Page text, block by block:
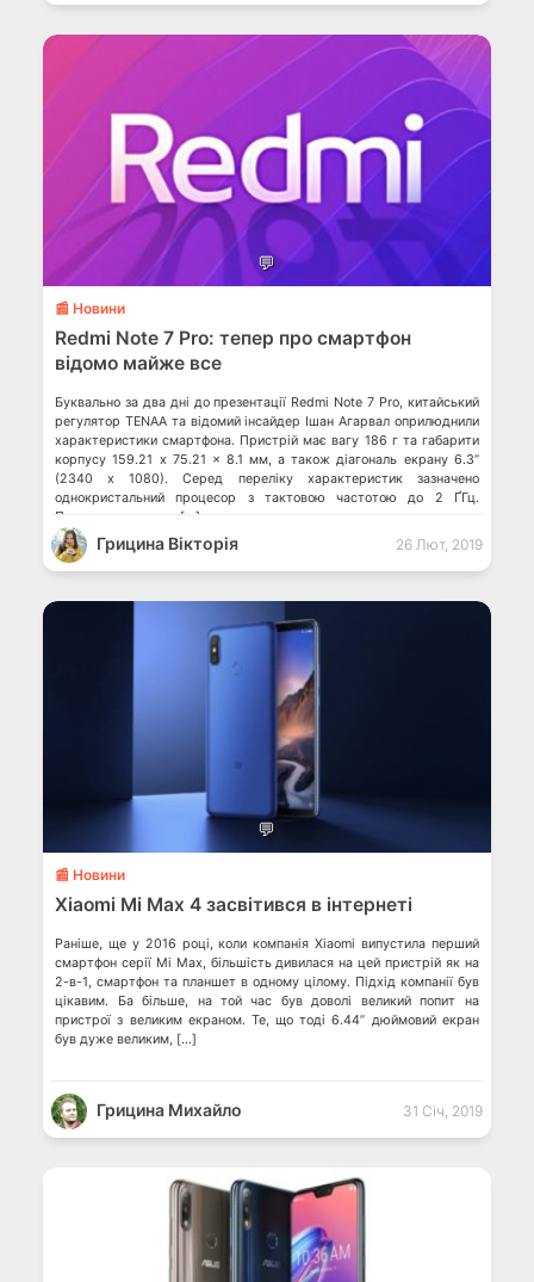
💬
📰 Новини
Redmi Note 7 Pro: тепер про смартфон
відомо майже все
Буквально за два дні до презентації Redmi Note 7 Pro, китайський
регулятор TENAA та відомий інсайдер Ішан Агарвал оприлюднили
характеристики смартфона. Пристрій має вагу 186 г та габарити
корпусу 159.21 x 75.21 x 8.1 мм, а також діагональ екрану 6.3”
(2340 х 1080). Серед переліку характеристик зазначено
однокристальний процесор з тактовою частотою до 2 ҐГц.
Припускається, що […]
Грицина Вікторія 26 Лют, 2019
💬
📰 Новини
Xiaomi Mi Max 4 засвітився в інтернеті
Раніше, ще у 2016 році, коли компанія Xiaomi випустила перший
смартфон серії Mi Max, більшість дивилася на цей пристрій як на
2-в-1, смартфон та планшет в одному цілому. Підхід компанії був
цікавим. Ба більше, на той час був доволі великий попит на
пристрої з великим екраном. Те, що тоді 6.44” дюймовий екран
був дуже великим, […]
Грицина Михайло 31 Січ, 2019